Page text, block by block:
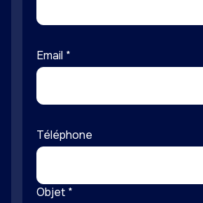
Email *
Téléphone
Objet *